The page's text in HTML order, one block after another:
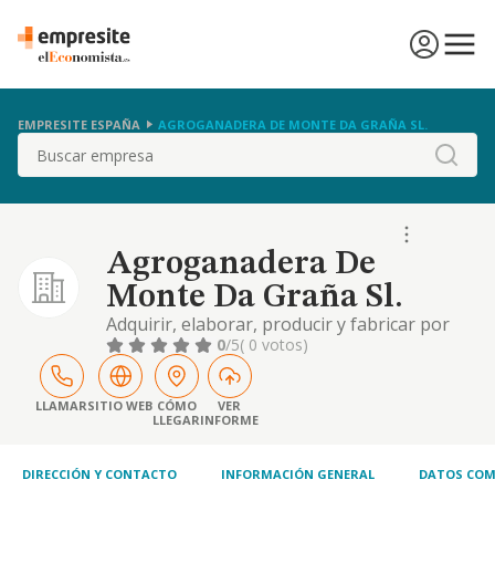
EMPRESITE ESPAÑA AGROGANADERA DE MONTE DA GRAÑA SL.
Buscar
Agroganadera De
Monte Da Graña Sl.
Adquirir, elaborar, producir y fabricar por
cualquier procedimiento, huevos, animales,
piensos, materiales, instrumentos,
maquinaria, instalaciones o cualesquiera
otros elementos necesarios o convenientes
para la producción o fomento agrario
0/5( 0 votos)
LLAMARSITIO WEB CÓMO
LLEGAR
VER
INFORME
DIRECCIÓN Y CONTACTO INFORMACIÓN GENERAL DATOS